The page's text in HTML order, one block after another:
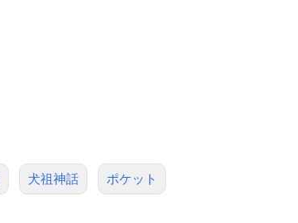
犬祖神話 ポケット